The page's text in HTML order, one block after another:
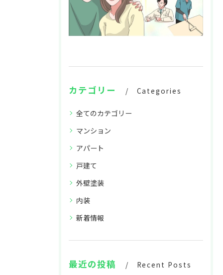
カテゴリー Categories
全てのカテゴリー
マンション
アパート
戸建て
外壁塗装
内装
新着情報
最近の投稿 Recent Posts